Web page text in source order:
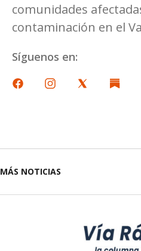
comunidades
contaminación en el
Síguenos en:
MÁS NOTICIAS